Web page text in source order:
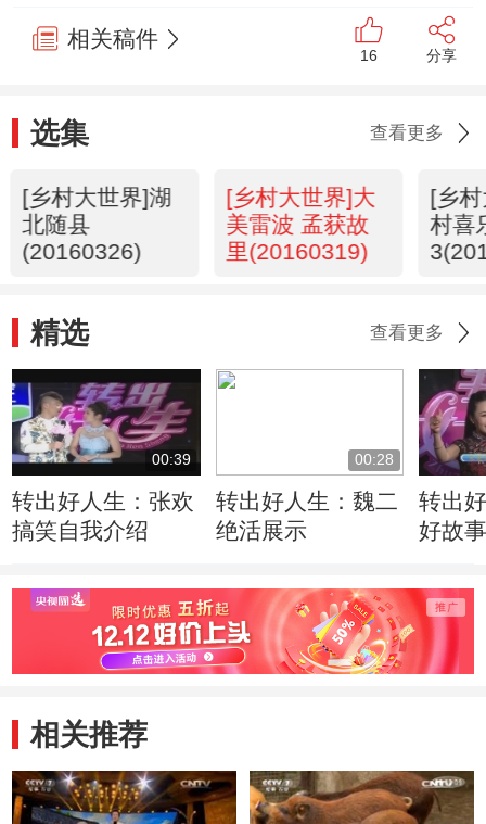
相关稿件
16 分享
选集 查看更多
[乡村大世界]湖
北随县
(20160326)
[乡村大世界]大
美雷波 孟获故
里(20160319)
[乡
村喜
精选 查看更多
00:39
转出好人生：张欢
搞笑自我介绍
00:28
转出好人生：魏二
绝活展示
转出
好故
相关推荐